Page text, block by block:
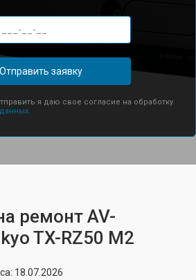
Отправить заявку
я даю свое согласие на обработку
ремонт AV-
TX-RZ50 M2
18.07.2026